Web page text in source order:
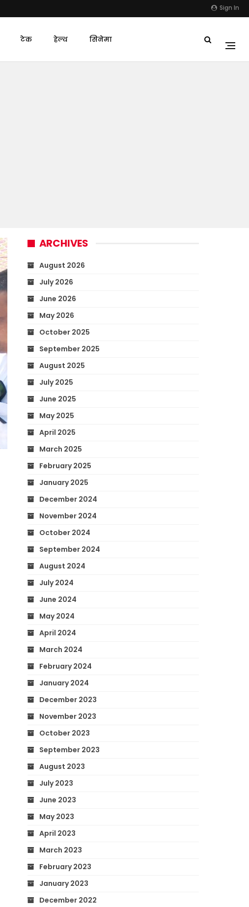
Sign In
टेक हेल्थ सिनेमा
ARCHIVES
August 2026
July 2026
June 2026
May 2026
October 2025
September 2025
August 2025
July 2025
June 2025
May 2025
April 2025
March 2025
February 2025
January 2025
December 2024
November 2024
October 2024
September 2024
August 2024
July 2024
June 2024
May 2024
April 2024
March 2024
February 2024
January 2024
December 2023
November 2023
October 2023
September 2023
August 2023
July 2023
June 2023
May 2023
April 2023
March 2023
February 2023
January 2023
December 2022